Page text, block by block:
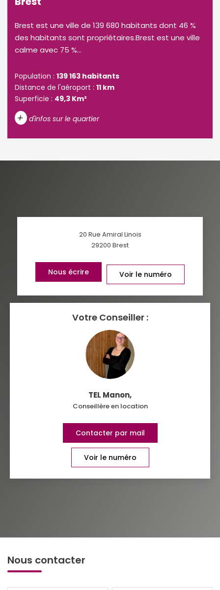
Brest est une ville de 139 680 habitants dont 46 %
des habitants sont propriétaires.Brest est une ville
calme avec 75 %...
Population : 139 163 habitants
Distance de l'aéroport : 11 km
Superficie : 49,3 Km²
+ d'infos sur le quartier
VOITURE
RÉSULTATS DES LYCÉES ECOLES ET CRÈCHES
RESTAURANTS ET CAFÉS COMMERCES
20 Rue Amiral Linois
29200 Brest
Nous écrire Voir le numéro
Votre Conseiller :
TEL Manon,
Conseillère en location
Contacter par mail
Voir le numéro
Nous contacter